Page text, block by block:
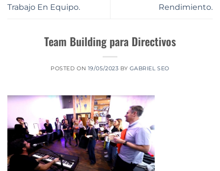
Trabajo En Equipo.
Rendimiento.
Team Building para Directivos
POSTED ON 19/05/2023 BY GABRIEL SEO